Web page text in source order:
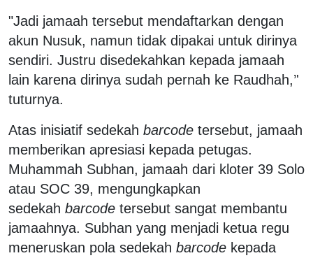
"Jadi jamaah tersebut mendaftarkan dengan
akun Nusuk, namun tidak dipakai untuk dirinya
sendiri. Justru disedekahkan kepada jamaah
lain karena dirinya sudah pernah ke Raudhah,’'
tuturnya.
Atas inisiatif sedekah barcode tersebut, jamaah
memberikan apresiasi kepada petugas.
Muhammah Subhan, jamaah dari kloter 39 Solo
atau SOC 39, mengungkapkan
sedekah barcode tersebut sangat membantu
jamaahnya. Subhan yang menjadi ketua regu
meneruskan pola sedekah barcode kepada